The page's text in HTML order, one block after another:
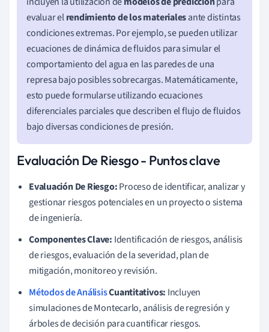
evaluar elrendimiento de los materialesante distintas
condiciones extremas. Por ejemplo, se pueden utilizar
ecuaciones de dinámica de fluidos para simular el
comportamiento del agua en las paredes de una
represa bajo posibles sobrecargas. Matemáticamente,
esto puede formularse utilizando ecuaciones
diferenciales parciales que describen el flujo de fluidos
bajo diversas condiciones de presión.
Evaluación De Riesgo - Puntos clave
Evaluación De Riesgo:Proceso de identificar, analizar y
gestionar riesgos potenciales en un proyecto o sistema
de ingeniería.
Componentes Clave: Identificación de riesgos, análisis
de riesgos, evaluación de la severidad, plan de
mitigación, monitoreo y revisión.
Métodos de AnálisisCuantitativos: Incluyen
simulaciones de Montecarlo, análisis de regresión y
árboles de decisión para cuantificar riesgos.